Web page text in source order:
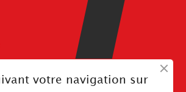
votre navigation sur